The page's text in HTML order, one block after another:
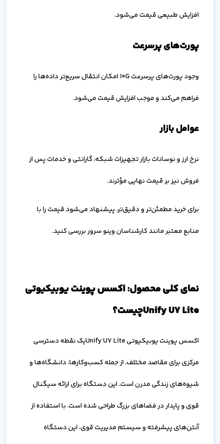
افزایش طبیعی قیمت می‌شود.
پورت‌های پرسرعت
وجود پورت‌های پرسرعت 10G امکان انتقال سریع‌تر داده‌ها را
فراهم می‌کند و موجب افزایش قیمت می‌شود.
عوامل بازار
نرخ ارز و نوسانات بازار تجهیزات شبکه، گارانتی و خدمات پس از
فروش نیز بر قیمت نهایی مؤثرند.
برای خرید مطمئن‌تر و دقیق‌تر، پیشنهاد می‌شود قیمت را با
منابع معتبر مانند کارشناسان وینو سرور بررسی کنید.
نمای کلی محصول: اکسس پوینت یوبیکیوتی
Unify U7 Liteچیست؟
اکسس پوینت یوبیکیوتی Unify U7 Liteیک نقطه دسترسی
مرکزی برای مقاصد مختلف، از جمله کسب‌وکارها، دانشگاه‌ها و
شیوه‌های زندگی مدرن است. این دستگاه برای ارائه سیگنال
قوی و پایدار در فضاهای بزرگ طراحی شده است. با استفاده از
آنتن‌های پیشرفته و سیستم مدیریت قوی، این دستگاه